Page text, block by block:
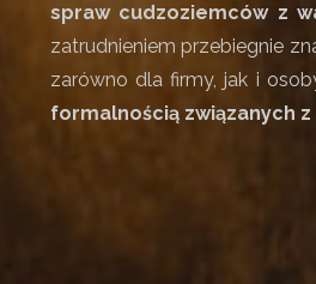
spraw cudzoziemców z
zatrudnieniem przebiegnie
zarówno dla firmy, jak i
formalnością związanych